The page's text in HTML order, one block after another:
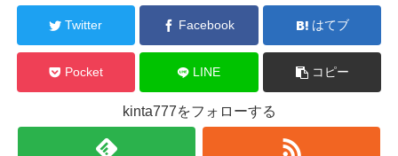
Twitter Facebook はてブ
Pocket LINE コピー
kinta777をフォローする